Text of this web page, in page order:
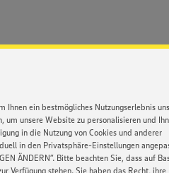
Ihnen ein bestmögliches Nutzungserlebnis
unsere Website zu personalisieren und
in die Nutzung von Cookies und anderer
in den Privatsphäre-Einstellungen
ÄNDERN”. Bitte beachten Sie, dass auf
Verfügung stehen. Sie haben das Recht, ihre
Frau Susanne
E-Mail: